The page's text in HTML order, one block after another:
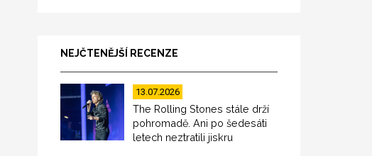
NEJČTENĚJŠÍ RECENZE
13.07.2026
The Rolling Stones stále drží
pohromadě. Ani po šedesáti
letech neztratili jiskru